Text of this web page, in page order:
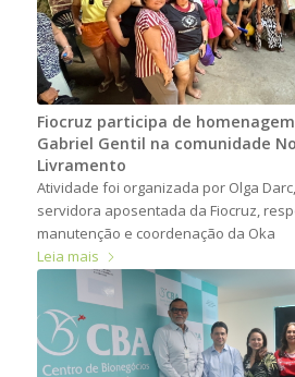
Fiocruz participa de
Gabriel Gentil na comunidade
Livramento
Atividade foi organizada por Olga
servidora aposentada da Fiocruz,
manutenção e coordenação da Oka
Leia mais